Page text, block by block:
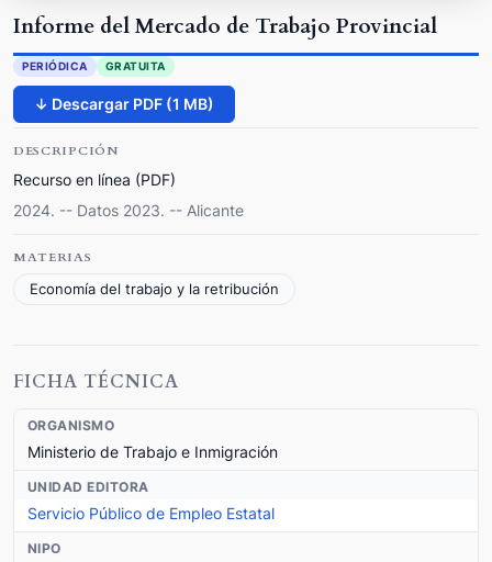
Informe del Mercado de Trabajo Provincial
PERIÓDICA GRATUITA
↓ Descargar PDF (1 MB)
DESCRIPCIÓN
Recurso en línea (PDF)
2024. -- Datos 2023. -- Alicante
MATERIAS
Economía del trabajo y la retribución
FICHA TÉCNICA
ORGANISMO
Ministerio de Trabajo e Inmigración
UNIDAD EDITORA
Servicio Público de Empleo Estatal
NIPO